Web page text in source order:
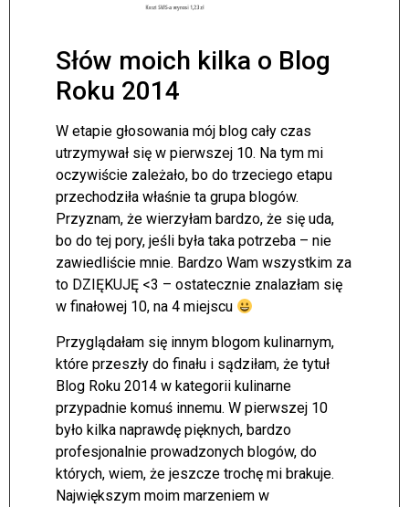
Słów moich kilka o Blog
Roku 2014
W etapie głosowania mój blog cały czas
utrzymywał się w pierwszej 10. Na tym mi
oczywiście zależało, bo do trzeciego etapu
przechodziła właśnie ta grupa blogów.
Przyznam, że wierzyłam bardzo, że się uda,
bo do tej pory, jeśli była taka potrzeba – nie
zawiedliście mnie. Bardzo Wam wszystkim za
to DZIĘKUJĘ <3 – ostatecznie znalazłam się
w finałowej 10, na 4 miejscu
Przyglądałam się innym blogom kulinarnym,
które przeszły do finału i sądziłam, że tytuł
Blog Roku 2014 w kategorii kulinarne
przypadnie komuś innemu. W pierwszej 10
było kilka naprawdę pięknych, bardzo
profesjonalnie prowadzonych blogów, do
których, wiem, że jeszcze trochę mi brakuje.
Największym moim marzeniem w